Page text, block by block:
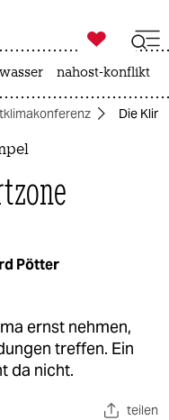

taz zahl ich
nahost-konflikt
Die
Pötter
ernst nehmen,
treffen. Ein
da nicht.
teilen